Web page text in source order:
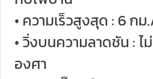
• ความเร็วสูงสุด : 6 ก
• วิ่งบนความลาดชัน : ไ
องศา